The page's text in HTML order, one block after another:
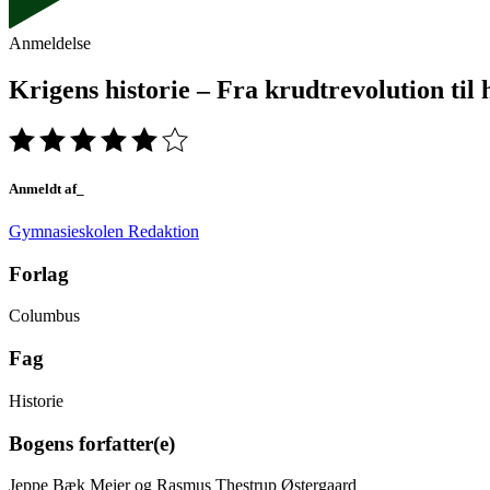
Anmeldelse
Krigens historie – Fra krudtrevolution til
Anmeldt af_
Gymnasieskolen Redaktion
Forlag
Columbus
Fag
Historie
Bogens forfatter(e)
Jeppe Bæk Meier og Rasmus Thestrup Østergaard